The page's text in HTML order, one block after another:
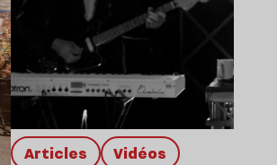
Articles Vidéos